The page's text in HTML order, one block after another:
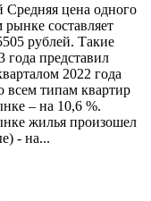
Средняя цена одного
составляет
рублей. Такие
года представил
2022 года
типам квартир
– на 10,6 %.
жилья произошел
- на...